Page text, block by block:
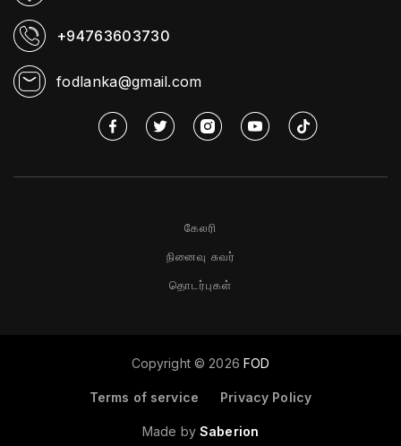
+94763603730
fodlanka@gmail.com
கேலரி
நினைவு சுவர்
தொடர்புகள்
Copyright © 2026 FOD
Terms of service Privacy Policy
Made by Saberion